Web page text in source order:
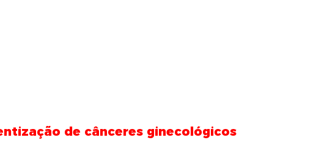
de cânceres ginecológicos